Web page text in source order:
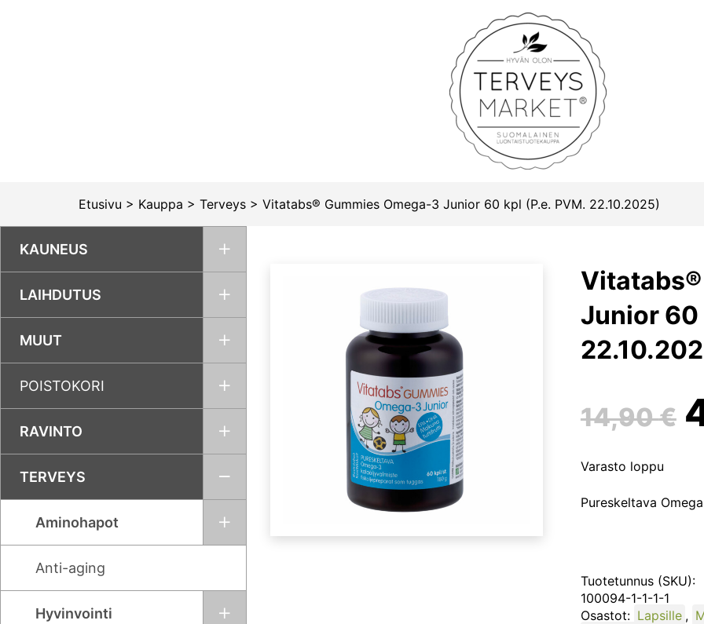
Terveysmarket
Etusivu > Kauppa > Terveys > Vitatabs® Gummies Omega-3 Junior 60 kpl (P.e. PVM. 22.10.2025)
KAUNEUS
LAIHDUTUS
MUUT
POISTOKORI
RAVINTO
TERVEYS
Aminohapot
Anti-aging
Hyvinvointi
Junior 60
14,90€
Varasto loppu
Pureskeltava
Tuotetunnus (SKU):
100094-1-1-1-1
Osastot: Lapsille ,